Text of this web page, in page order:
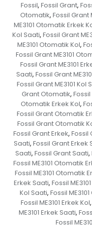
Fossil, Fossil Grant,
Otomatik, Fossil Grant
ME3101 Otomatik Erkek
Kol Saati, Fossil Grant
ME3101 Otomatik Kol,
Fossil Grant ME3101
Fossil Grant ME3101
Saati, Fossil Grant
Fossil Grant ME3101 Kol
Grant Otomatik,
Otomatik Erkek Kol,
Fossil Grant Otomatik
Fossil Grant Otomatik
Fossil Grant Erkek, Fossil
Saati, Fossil Grant Erkek
Saati, Fossil Grant Saati,
Fossil ME3101 Otomatik
Fossil ME3101 Otomatik
Erkek Saati, Fossil
Kol Saati, Fossil
Fossil ME3101 Erkek Kol,
ME3101 Erkek Saati,
Fossil